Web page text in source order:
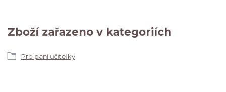
Zboží zařazeno v kategoriích
Pro paní učitelky